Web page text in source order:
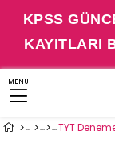
KPSS
KAYITLARI
MENU
TYT